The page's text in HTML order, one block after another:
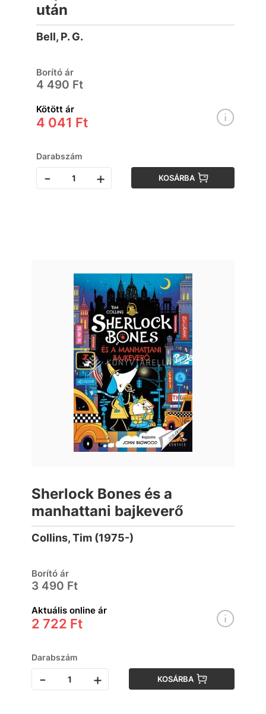
után
Bell, P. G.
Borító ár
4 490 Ft
Kötött ár
4 041 Ft
Darabszám
- + KOSÁRBA
Sherlock Bones és a
manhattani bajkeverő
Collins, Tim (1975-)
Borító ár
3 490 Ft
Aktuális online ár
2 722 Ft
Darabszám
- + KOSÁRBA